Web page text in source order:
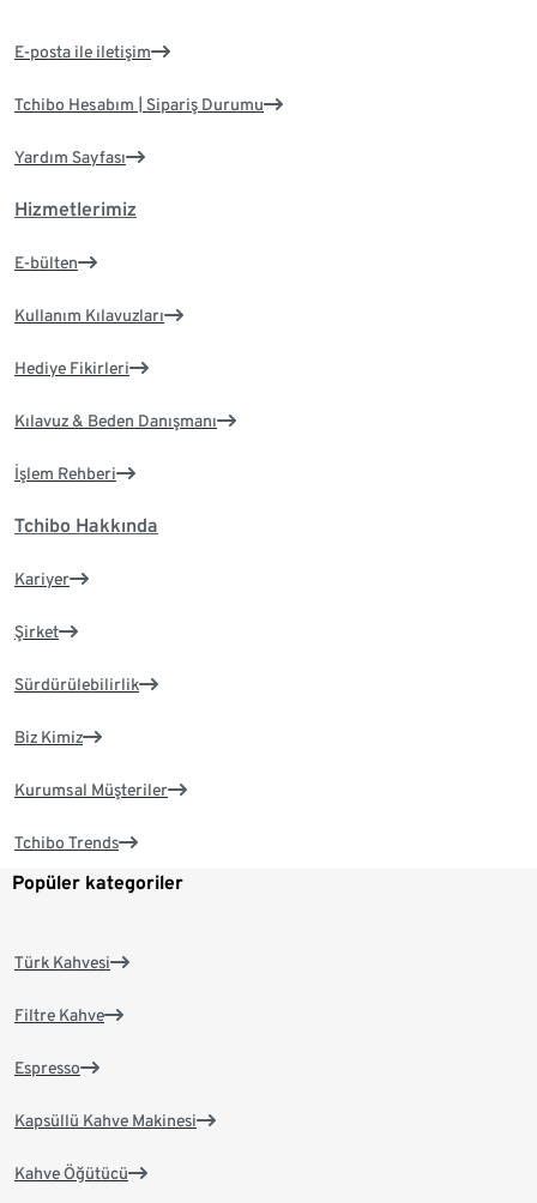
E-posta ile iletişim
Tchibo Hesabım | Sipariş Durumu
Yardım Sayfası
Hizmetlerimiz
E-bülten
Kullanım Kılavuzları
Hediye Fikirleri
Kılavuz & Beden Danışmanı
İşlem Rehberi
Tchibo Hakkında
Kariyer
Şirket
Sürdürülebilirlik
Biz Kimiz
Kurumsal Müşteriler
Tchibo Trends
Popüler kategoriler
Türk Kahvesi
Filtre Kahve
Espresso
Kapsüllü Kahve Makinesi
Kahve Öğütücü